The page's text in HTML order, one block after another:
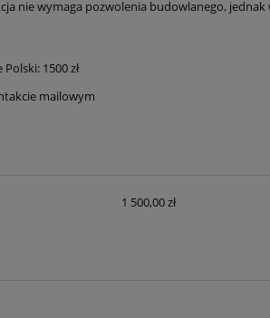
nie wymaga pozwolenia budowlanego,
1500 zł
mailowym
ewentualnych kosztów
1 500,00 zł